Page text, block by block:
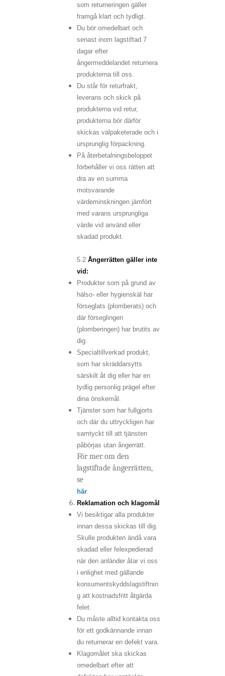
som returneringen gäller
framgå klart och tydligt.
Du bör omedelbart och
senast inom lagstiftad 7
dagar efter
ångermeddelandet returnera
produkterna till oss.
Du står för returfrakt,
leverans och skick på
produkterna vid retur,
produkterna bör därför
skickas välpaketerade och i
ursprunglig förpackning.
På återbetalningsbeloppet
förbehåller vi oss rätten att
dra av en summa
motsvarande
värdeminskningen jämfört
med varans ursprungliga
värde vid använd eller
skadad produkt.
5.2 Ångerrätten gäller inte
vid:
Produkter som på grund av
hälso- eller hygienskäl har
förseglats (plomberats) och
där förseglingen
(plomberingen) har brutits av
dig.
Specialtillverkad produkt,
som har skräddarsytts
särskilt åt dig eller har en
tydlig personlig prägel efter
dina önskemål.
Tjänster som har fullgjorts
och där du uttryckligen har
samtyckt till att tjänsten
påbörjas utan ångerrätt.
För mer om den
lagstiftade ångerrätten,
se
här.
Reklamation och klagomål
Vi besiktigar alla produkter
innan dessa skickas till dig.
Skulle produkten ändå vara
skadad eller felexpedierad
när den anländer åtar vi oss
i enlighet med gällande
konsumentskyddslagstiftnin
g att kostnadsfritt åtgärda
felet.
Du måste alltid kontakta oss
för ett godkännande innan
du returnerar en defekt vara.
Klagomålet ska skickas
omedelbart efter att